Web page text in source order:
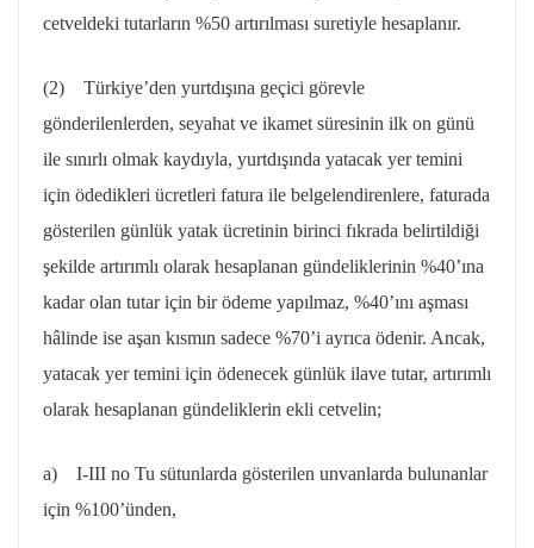
cetveldeki tutarların %50 artırılması suretiyle hesaplanır.
(2) Türkiye’den yurtdışına geçici görevle
gönderilenlerden, seyahat ve ikamet süresinin ilk on günü
ile sınırlı olmak kaydıyla, yurtdışında yatacak yer temini
için ödedikleri ücretleri fatura ile belgelendirenlere, faturada
gösterilen günlük yatak ücretinin birinci fıkrada belirtildiği
şekilde artırımlı olarak hesaplanan gündeliklerinin %40’ına
kadar olan tutar için bir ödeme yapılmaz, %40’ını aşması
hâlinde ise aşan kısmın sadece %70’i ayrıca ödenir. Ancak,
yatacak yer temini için ödenecek günlük ilave tutar, artırımlı
olarak hesaplanan gündeliklerin ekli cetvelin;
a) I-III no Tu sütunlarda gösterilen unvanlarda bulunanlar
için %100’ünden,